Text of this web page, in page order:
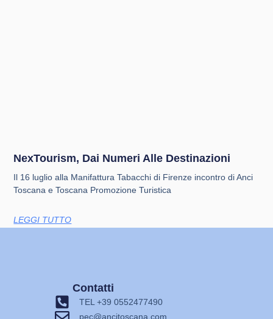
NexTourism, Dai Numeri Alle Destinazioni
Il 16 luglio alla Manifattura Tabacchi di Firenze incontro di Anci
Toscana e Toscana Promozione Turistica
LEGGI TUTTO
Contatti
TEL +39 0552477490
pec@ancitoscana.com